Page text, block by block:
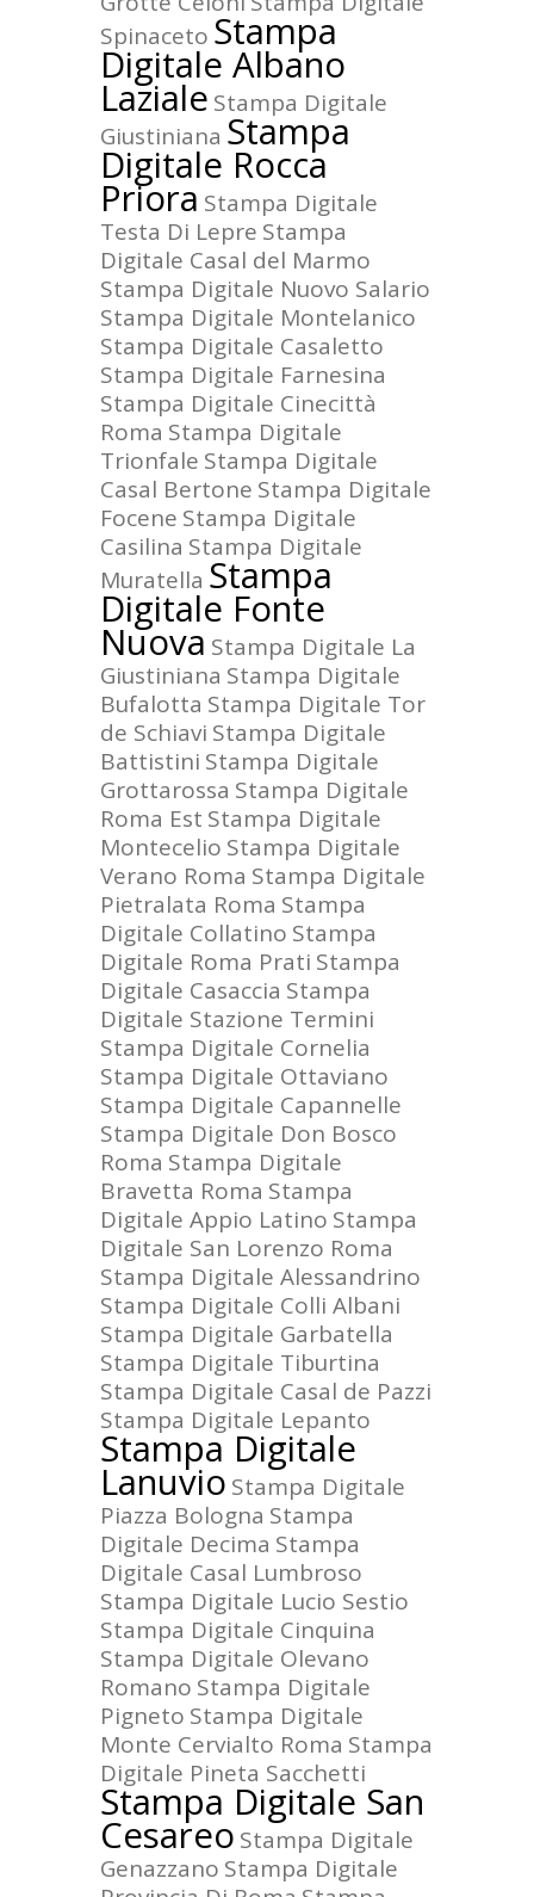
Spinaceto Stampa
Digitale Albano
Laziale Stampa Digitale
Giustiniana Stampa
Digitale Rocca
Priora Stampa Digitale
Testa Di Lepre Stampa
Digitale Casal del Marmo
Stampa Digitale Nuovo Salario
Stampa Digitale Montelanico
Stampa Digitale Casaletto
Stampa Digitale Farnesina
Stampa Digitale Cinecittà
Roma Stampa Digitale
Trionfale Stampa Digitale
Casal Bertone Stampa Digitale
Focene Stampa Digitale
Casilina Stampa Digitale
Muratella Stampa
Digitale Fonte
Nuova Stampa Digitale La
Giustiniana Stampa Digitale
Bufalotta Stampa Digitale Tor
de Schiavi Stampa Digitale
Battistini Stampa Digitale
Grottarossa Stampa Digitale
Roma Est Stampa Digitale
Montecelio Stampa Digitale
Verano Roma Stampa Digitale
Pietralata Roma Stampa
Digitale Collatino Stampa
Digitale Roma Prati Stampa
Digitale Casaccia Stampa
Digitale Stazione Termini
Stampa Digitale Cornelia
Stampa Digitale Ottaviano
Stampa Digitale Capannelle
Stampa Digitale Don Bosco
Roma Stampa Digitale
Bravetta Roma Stampa
Digitale Appio Latino Stampa
Digitale San Lorenzo Roma
Stampa Digitale Alessandrino
Stampa Digitale Colli Albani
Stampa Digitale Garbatella
Stampa Digitale Tiburtina
Stampa Digitale Casal de Pazzi
Stampa Digitale Lepanto
Stampa Digitale
Lanuvio Stampa Digitale
Piazza Bologna Stampa
Digitale Decima Stampa
Digitale Casal Lumbroso
Stampa Digitale Lucio Sestio
Stampa Digitale Cinquina
Stampa Digitale Olevano
Romano Stampa Digitale
Pigneto Stampa Digitale
Monte Cervialto Roma Stampa
Digitale Pineta Sacchetti
Stampa Digitale San
Cesareo Stampa Digitale
Genazzano Stampa Digitale